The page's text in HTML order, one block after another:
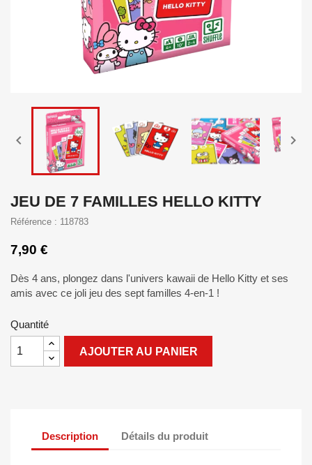
 
JEU DE 7 FAMILLES HELLO KITTY
Référence : 118783
7,90 €
Dès 4 ans, plongez dans l'univers kawaii de Hello Kitty et ses
amis avec ce joli jeu des sept familles 4-en-1 !
Quantité
AJOUTER AU PANIER
Description Détails du produit